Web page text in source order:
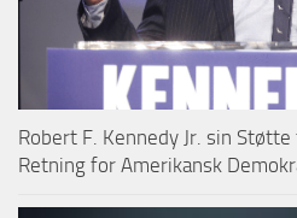
Robert F. Kennedy Jr. sin
Retning for Amerikansk